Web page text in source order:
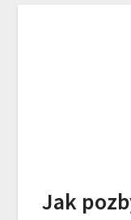
Jak